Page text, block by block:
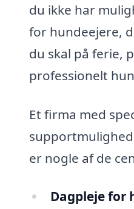
du ikke har
for hundeejere,
du skal på ferie,
professionelt
Et firma med
er nogle af de
Dagpleje for